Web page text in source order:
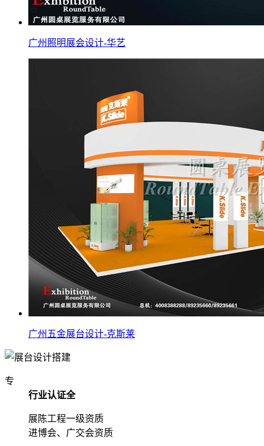
广州照明展会设计-华艺
广州五金展台设计-克斯莱
专
行业认证全
展陈工程一级资质
进博会、广交会资质